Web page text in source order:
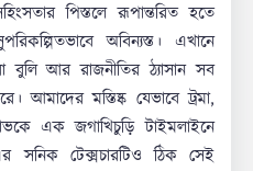
পিস্তলে রূপান্তরিত হতে
অবিন্যস্ত। এখানে
বুলি আর রাজনীতির ঠ্যাসান সব
মস্তিষ্ক যেভাবে ট্রমা,
এক জগাখিচুড়ি টাইমলাইনে
সনিক টেক্সচারটিও ঠিক সেই